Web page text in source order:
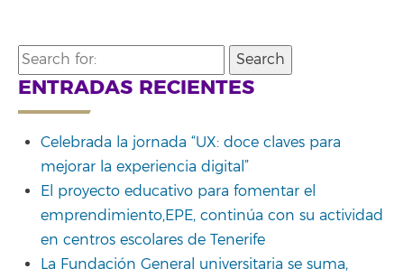
Search
for:
ENTRADAS RECIENTES
Celebrada la jornada “UX: doce claves para
mejorar la experiencia digital”
El proyecto educativo para fomentar el
emprendimiento,EPE, continúa con su actividad
en centros escolares de Tenerife
La Fundación General universitaria se suma,